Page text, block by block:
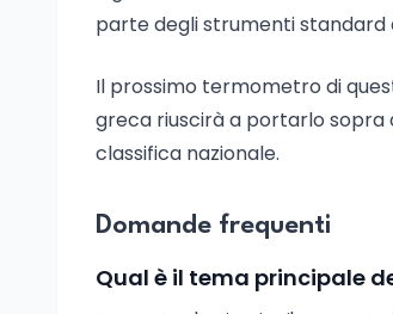
parte degli strumenti standard
Il prossimo termometro di
greca riuscirà a portarlo sopra
classifica nazionale.
Domande frequenti
Qual è il tema principale